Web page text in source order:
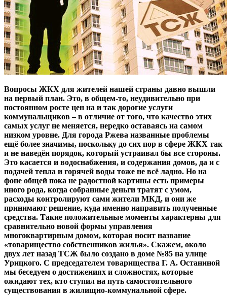
Вопросы ЖКХ для жителей нашей страны давно вышли
на первый план. Это, в общем-то, неудивительно при
постоянном росте цен на и так дорогие услуги
коммунальщиков – в отличие от того, что качество этих
самых услуг не меняется, нередко оставаясь на самом
низком уровне. Для города Ржева названные проблемы
ещё более значимы, поскольку до сих пор в сфере ЖКХ так
и не наведён порядок, который устраивал бы все стороны.
Это касается и водоснабжения, и содержания домов, да и с
подачей тепла и горячей воды тоже не всё ладно. Но на
фоне общей пока не радостной картины есть примеры
иного рода, когда собранные деньги тратят с умом,
расходы контролируют сами жители МКД, и они же
принимают решение, куда именно направить полученные
средства. Такие положительные моменты характерны для
сравнительно новой формы управления
многоквартирным домом, которая носит название
«товарищество собственников жилья». Скажем, около
двух лет назад ТСЖ было создано в доме №85 на улице
Урицкого. С председателем товарищества Г. А. Останиной
мы беседуем о достижениях и сложностях, которые
ожидают тех, кто ступил на путь самостоятельного
существования в жилищно-коммунальной сфере.